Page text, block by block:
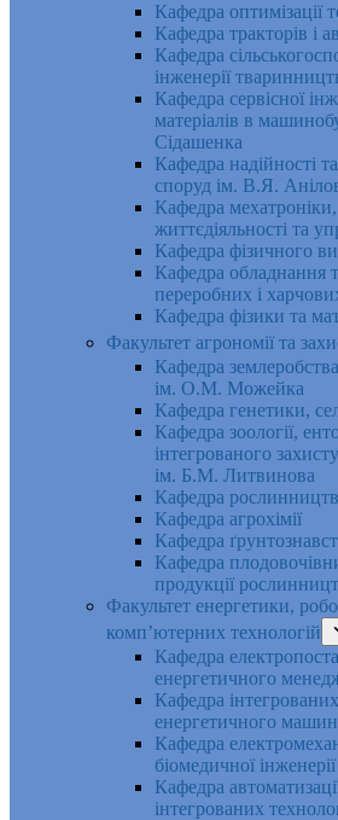
Кафедра оптимізації
Кафедра тракторів і
Кафедра
інженерії
Кафедра cервісної
матеріалів в
Сідашенка
Кафедра надійності
споруд ім. В.Я.
Кафедра
життєдіяльності та
Кафедра фізичного
Кафедра обладнання
переробних і
Кафедра фізики та
Факультет агрономії та
Кафедра землеробства
ім. О.М. Можейка
Кафедра генетики,
Кафедра зоології,
інтегрованого
ім. Б.М. Литвинова
Кафедра
Кафедра агрохімії
Кафедра
Кафедра
продукції
Факультет енергетики,
комп’ютерних технологій
Кафедра
енергетичного
Кафедра
енергетичного
Кафедра
біомедичної
Кафедра
інтегрованих